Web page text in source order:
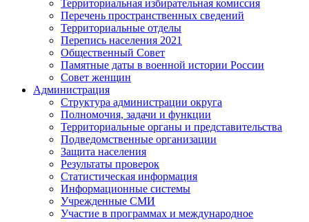
Территориальная избирательная комиссия
Перечень пространственных сведений
Территориальные отделы
Перепись населения 2021
Общественный Совет
Памятные даты в военной истории России
Совет женщин
Администрация
Структура администрации округа
Полномочия, задачи и функции
Территориальные органы и представительства
Подведомственные организации
Защита населения
Результаты проверок
Статистическая информация
Информационные системы
Учрежденные СМИ
Участие в программах и международное